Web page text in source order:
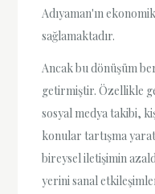
Adıyaman'ın
sağlamaktadır.
Ancak bu dönüşüm
getirmiştir. Özellikle
sosyal medya takibi,
konular tartışma
bireysel iletişimin
yerini sanal